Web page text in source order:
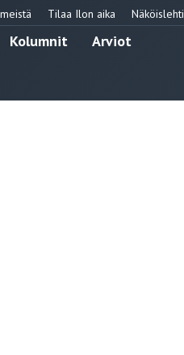
Tilaa Ilon aika Näköislehti
Kolumnit
Arviot